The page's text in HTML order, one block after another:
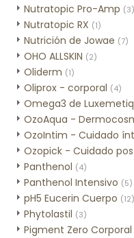
Nutratopic Pro-Amp (3)
Nutratopic RX (1)
Nutrición de Jowae (7)
OHO ALLSKIN (2)
Oliderm (1)
Oliprox - corporal (4)
Omega3 de
OzoAqua -
OzoIntim - Cuidado
Ozopick - Cuidado
Panthenol (4)
Panthenol Intensivo (5)
pH5 Eucerin Cuerpo (12)
Phytolastil (3)
Pigment Zero Corporal